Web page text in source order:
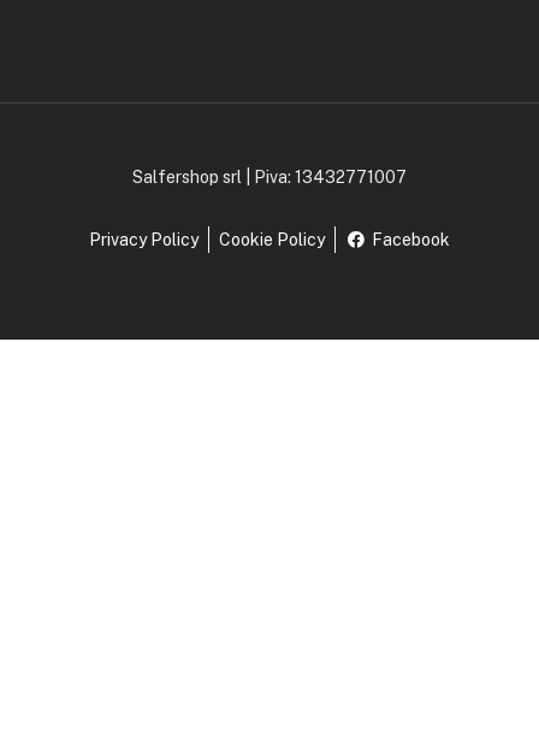
Salfershop srl | Piva: 13432771007
Privacy Policy Cookie Policy Facebook